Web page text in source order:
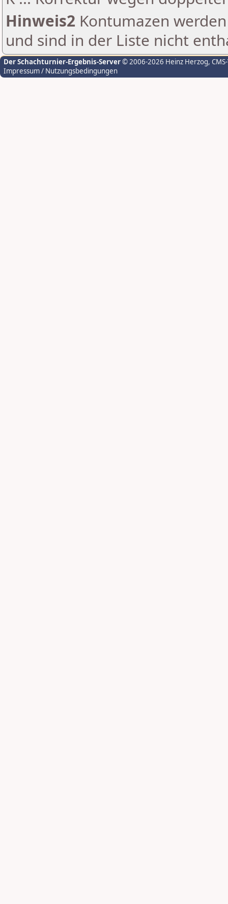
Hinweis2 Kontumazen
und sind in der Liste nicht
Der Schachturnier-Ergebnis-Server© 2006-2026 Heinz Herzog,
Impressum / Nutzungsbedingungen